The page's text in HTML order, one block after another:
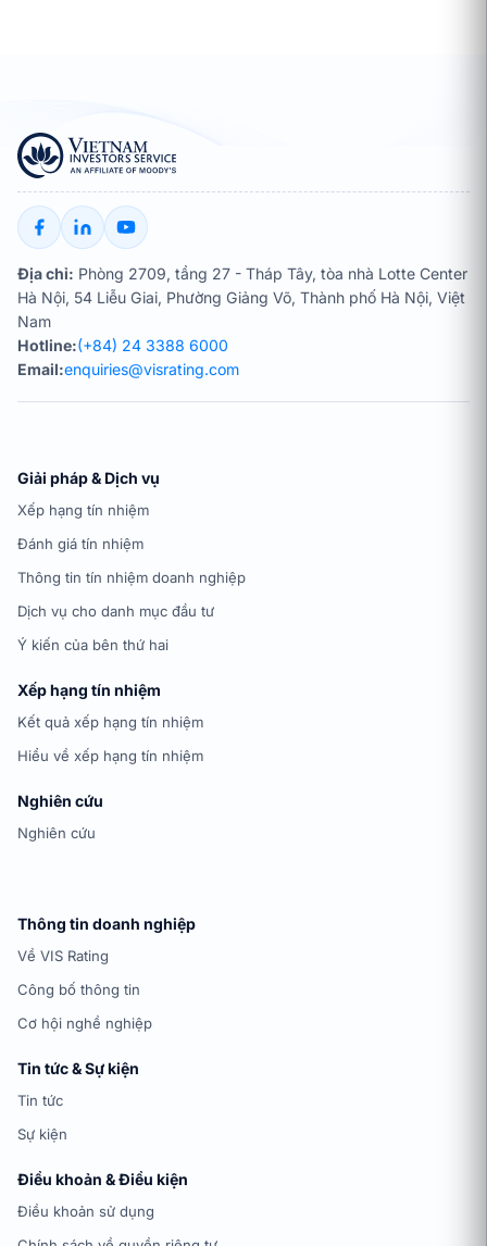
Địa chỉ: Phòng 2709, tầng 27 - Tháp Tây, tòa nhà Lotte Center
Hà Nội, 54 Liễu Giai, Phường Giảng Võ, Thành phố Hà Nội, Việt
Nam
Hotline:(+84) 24 3388 6000
Email:enquiries@visrating.com
Giải pháp & Dịch vụ
Xếp hạng tín nhiệm
Đánh giá tín nhiệm
Thông tin tín nhiệm doanh nghiệp
Dịch vụ cho danh mục đầu tư
Ý kiến của bên thứ hai
Xếp hạng tín nhiệm
Kết quả xếp hạng tín nhiệm
Hiểu về xếp hạng tín nhiệm
Nghiên cứu
Nghiên cứu
Thông tin doanh nghiệp
Về VIS Rating
Công bố thông tin
Cơ hội nghề nghiệp
Tin tức & Sự kiện
Tin tức
Sự kiện
Điều khoản & Điều kiện
Điều khoản sử dụng